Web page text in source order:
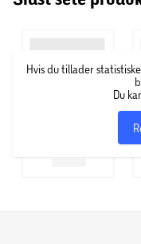
templer, så fans kan
ninjalegesæt kan
Hvis du tillader
Du